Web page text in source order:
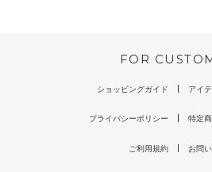
FOR
ショッピングガイド アイ
プライバシーポリシー 特定
ご利用規約 お問